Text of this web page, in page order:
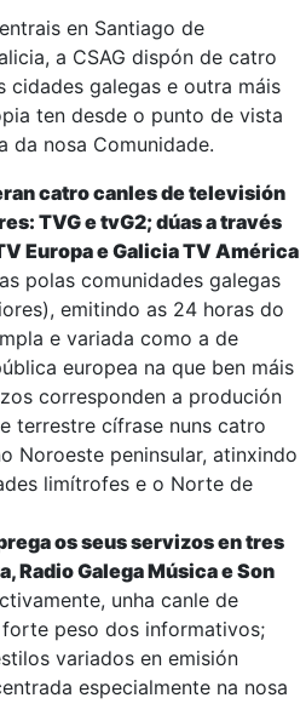
en Santiago de
a CSAG dispón de catro
cidades galegas e outra máis
ten desde o punto de vista
da nosa Comunidade.
catro canles de televisión
TVG e tvG2; dúas a través
Europa e Galicia TV América
polas comunidades galegas
emitindo as 24 horas do
e variada como a de
europea na que ben máis
corresponden a produción
terrestre cífrase nuns catro
Noroeste peninsular, atinxindo
limítrofes e o Norte de
os seus servizos en tres
Radio Galega Música e Son
unha canle de
peso dos informativos;
variados en emisión
especialmente na nosa